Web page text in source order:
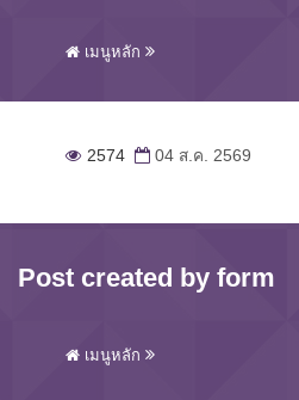
เมนูหลัก
2574 04 ส.ค. 2569
Post created by form
เมนูหลัก